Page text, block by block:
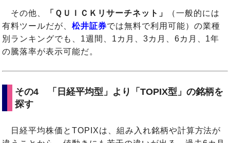
その他、 「ＱＵＩＣＫリサーチネット」
（一般的には
有料ツールだが、松井証券では無料で利用可能）の業種
別ランキングでも、1週間、1カ月、3カ月、6カ月、1年
の騰落率が表示可能だ。
その4 「日経平均型」より「TOPIX型」の銘柄を
探す
日経平均株価とTOPIXは、組み入れ銘柄や計算方法が